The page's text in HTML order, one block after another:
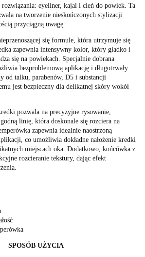
eyeliner, kajal i cień do powiek. Ta
na tworzenie nieskończonych stylizacji
przyciągną uwagę.
się formule, która utrzymuje się
zapewnia intensywny kolor, który gładko i
się na powiekach. Specjalnie dobrana
bezproblemową aplikację i długotrwały
od talku, parabenów, D5 i substancji
jest bezpieczny dla delikatnej skóry wokół
pozwala na precyzyjne rysowanie,
linię, która doskonale się rozciera na
zapewnia idealnie naostrzoną
co umożliwia dokładne nałożenie kredki
miejscach oka. Dodatkowo, końcówka z
rozcieranie tekstury, dając efekt
SPOSÓB UŻYCIA